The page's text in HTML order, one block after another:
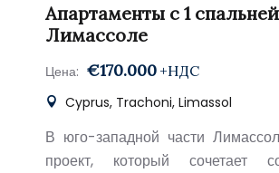
Апартаменты с 1
Лимассоле
Цена: €170.000 +НДС
Cyprus, Trachoni, Limassol
В юго-западной части
проект, который сочетает